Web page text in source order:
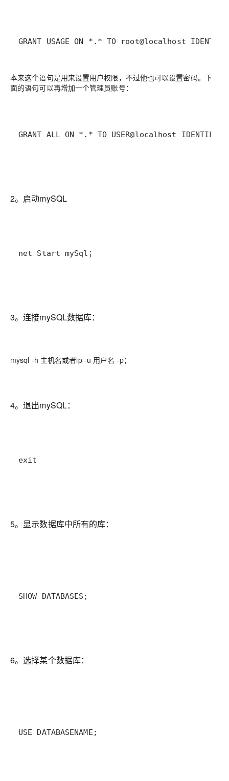
GRANT USAGE ON *.* TO root@localhost
本来这个语句是用来设置用户权限，不过他也可以设置密码。下
面的语句可以再增加一个管理员账号：
GRANT ALL ON *.* TO USER@localhost
2。启动mySQL
net Start mySql；
3。连接mySQL数据库：
mysql -h 主机名或者ip -u 用户名 -p；
4。退出mySQL：
exit
5。显示数据库中所有的库：
SHOW DATABASES;
6。选择某个数据库：
USE DATABASENAME;